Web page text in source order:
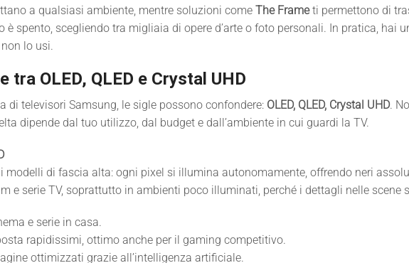
a qualsiasi ambiente, mentre soluzioni come The Frameti permettono di
è spento, scegliendo tra migliaia di opere d’arte o foto personali. In pratica, hai
lo usi.
tra OLED, QLED e Crystal UHD
di televisori Samsung, le sigle possono confondere: OLED, QLED, Crystal UHD.
dipende dal tuo utilizzo, dal budget e dall’ambiente in cui guardi la TV.
i modelli di fascia alta: ogni pixel si illumina autonomamente, offrendo neri
e serie TV, soprattutto in ambienti poco illuminati, perché i dettagli nelle scene
e serie in casa.
rapidissimi, ottimo anche per il gaming competitivo.
ottimizzati grazie all’intelligenza artificiale.